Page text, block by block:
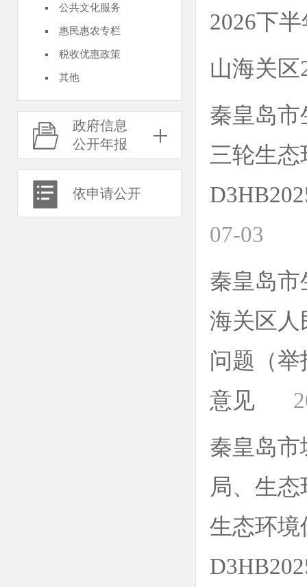
公共文化服务
惠民惠农专栏
税收优惠政策
其他
政府信息
公开年报
依申请公开
2026下
山海关
秦皇岛
三轮生
07-03
秦皇岛
海关区人
问题（举
意见
秦皇岛
局、生
生态环境